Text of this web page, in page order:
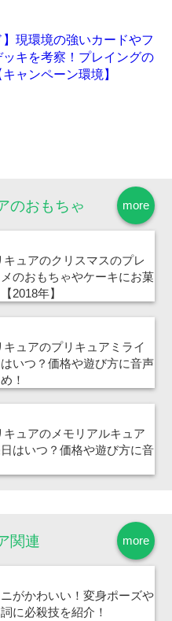
】現環境の強いカードやフ
ッキを考察！プレイングの
ャンペーン環境】
more
のおもちゃ
ュアのクリスマスのプレ
のおもちゃやケーキにお菓
2018年】
ュアのプリキュアミライ
いつ？価格や遊び方に音声
！
ュアのメモリアルキュア
はいつ？価格や遊び方に音
more
関連
がかわいい！変身ポーズや
に必殺技を紹介！